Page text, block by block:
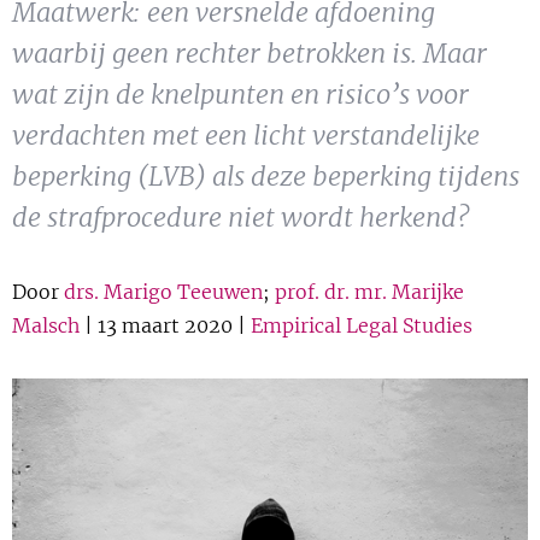
Cursus
BLOG
Podcast
Maatwerk: een versnelde afdoening
waarbij geen rechter betrokken is. Maar
wat zijn de knelpunten en risico’s voor
verdachten met een licht verstandelijke
beperking (LVB) als deze beperking tijdens
de strafprocedure niet wordt herkend?
Door drs. Marigo Teeuwen; prof. dr. mr. Marijke
Malsch | 13 maart 2020 | Empirical Legal Studies